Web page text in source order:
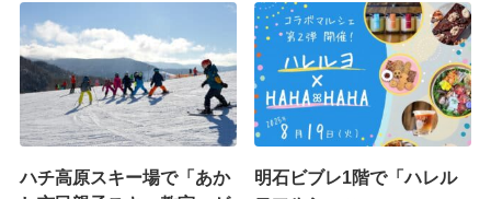
ハチ高原スキー場で「あか
明石ビブレ1階で「ハレル